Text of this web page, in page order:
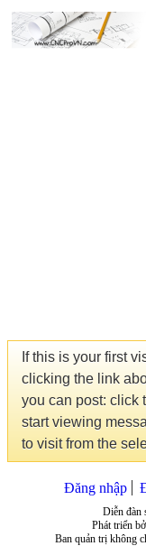
If this is your first
clicking the link
you can post: click
start viewing
to visit from the
Đăng nhập
Diễn đàn
Phát triển
Ban quản trị không